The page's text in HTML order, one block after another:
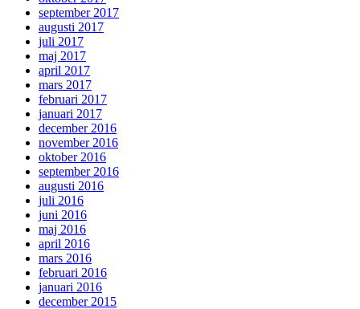
september 2017
augusti 2017
juli 2017
maj 2017
april 2017
mars 2017
februari 2017
januari 2017
december 2016
november 2016
oktober 2016
september 2016
augusti 2016
juli 2016
juni 2016
maj 2016
april 2016
mars 2016
februari 2016
januari 2016
december 2015